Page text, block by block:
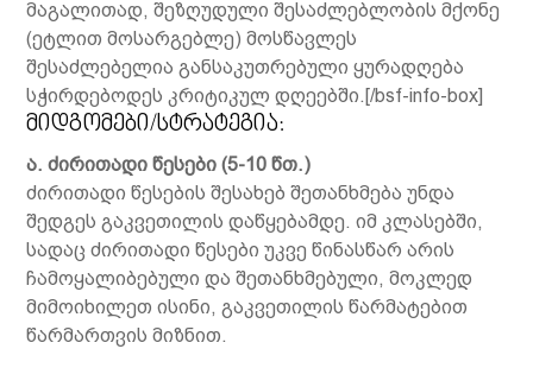
მაგალითად, შეზღუდული შესაძლებლობის მქონე
(ეტლით მოსარგებლე) მოსწავლეს
შესაძლებელია განსაკუთრებული ყურადღება
სჭირდებოდეს კრიტიკულ დღეებში.[/bsf-info-box]
მიდგომები/სტრატეგია:
ა.ძირითადი წესები (5-10 წთ.)
ძირითადი წესების შესახებ შეთანხმება უნდა
შედგეს გაკვეთილის დაწყებამდე. იმ კლასებში,
სადაც ძირითადი წესები უკვე წინასწარ არის
ჩამოყალიბებული და შეთანხმებული, მოკლედ
მიმოიხილეთ ისინი, გაკვეთილის წარმატებით
წარმართვის მიზნით.